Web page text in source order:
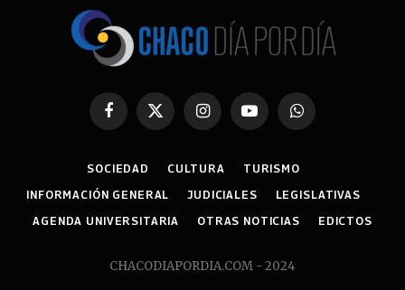
Facebook
X
InstagramYouTubeWhatsApp
SOCIEDAD CULTURA
TURISMO
INFORMACIÓN GENERAL
JUDICIALES
LEGISLATIVAS
AGENDA UNIVERSITARIA
OTRAS NOTICIAS EDICTOS
CHACODIAPORDIA.COM - 2024